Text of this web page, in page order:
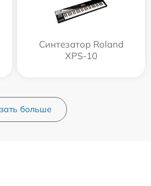
Синтезатор Roland
XPS-10
больше